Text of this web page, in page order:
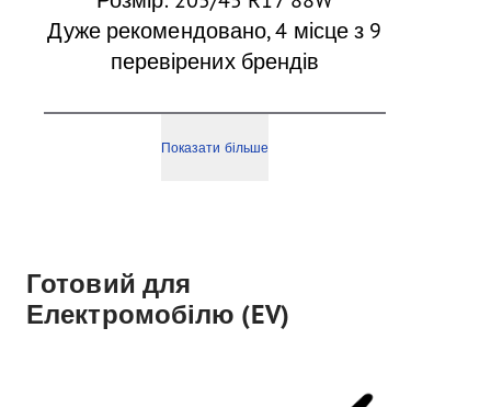
Дуже рекомендовано, 4 місце з 9
перевірених брендів
Показати більше
Готовий для
Електромобілю (EV)